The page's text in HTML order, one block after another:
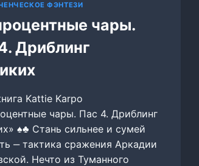
ФЭНТЕЗИ
чары.
Дриблинг
Kattie Karpo
чары. Пас 4. Дриблинг
♠♣ Стань сильнее и сумей
‒ тактика сражения Аркадии
Нечто из Туманного